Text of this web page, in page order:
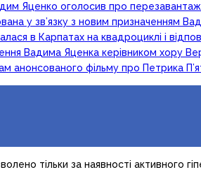
Яценко оголосив про
у зв’язку з новим призначенням
в Карпатах на квадроциклі і
Вадима Яценка керівником хору
анонсованого фільму про Петрика
тільки за наявності активного